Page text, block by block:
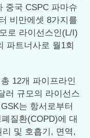
중국 CSPC 파마슈
비만에셋 8가지를
로 라이선스인(L/I)
파트너사로 월1회
12개 파이프라인
러 규모의 라이선스
는 항서로부터
질환(COPD)에 대
및 호흡기, 면역,